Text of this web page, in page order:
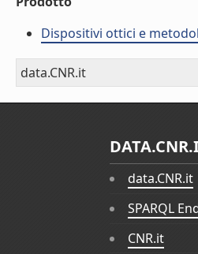
Dispositivi ottici e
data.CNR.it
data.CNR.it
SPARQL
CNR.it